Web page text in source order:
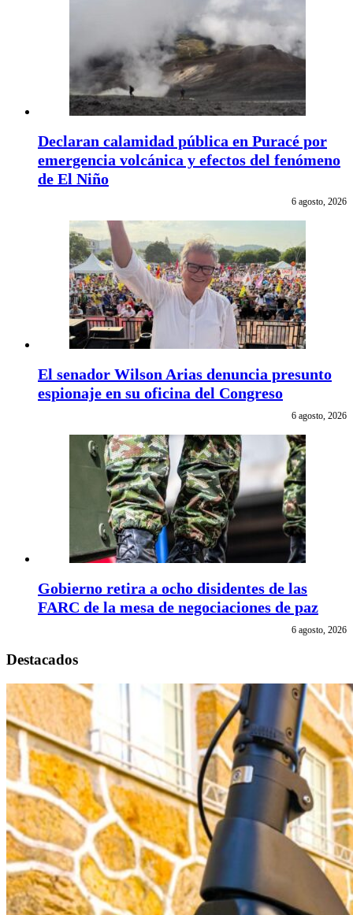
Declaran calamidad pública en Puracé por
emergencia volcánica y efectos del fenómeno
de El Niño
6 agosto, 2026
El senador Wilson Arias denuncia presunto
espionaje en su oficina del Congreso
6 agosto, 2026
Gobierno retira a ocho disidentes de las
FARC de la mesa de negociaciones de paz
6 agosto, 2026
Destacados